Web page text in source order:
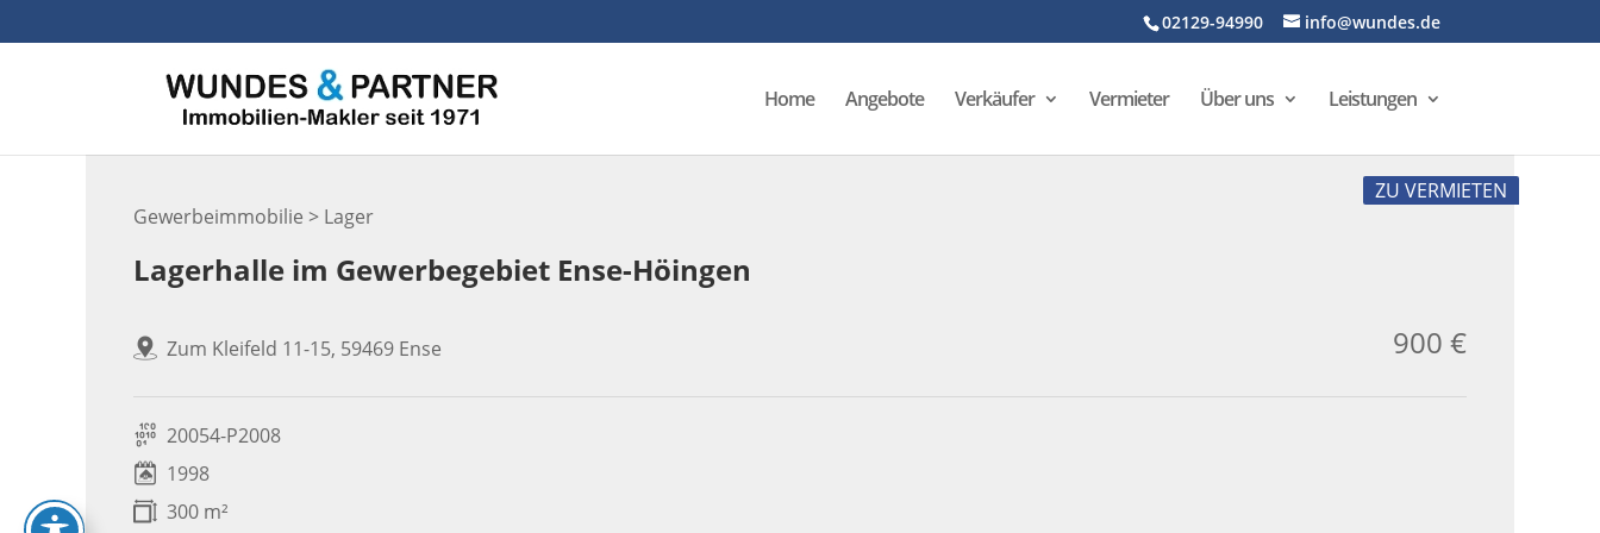
02129-94990 info@wundes.de
Home Angebote Verkäufer Vermieter Über uns Leistungen
Gewerbeimmobilie > Lager
ZU VERMIETEN
Lagerhalle im Gewerbegebiet Ense-Höingen
Zum Kleifeld 11-15, 59469 Ense 900 €
20054-P2008
1998
300 m²